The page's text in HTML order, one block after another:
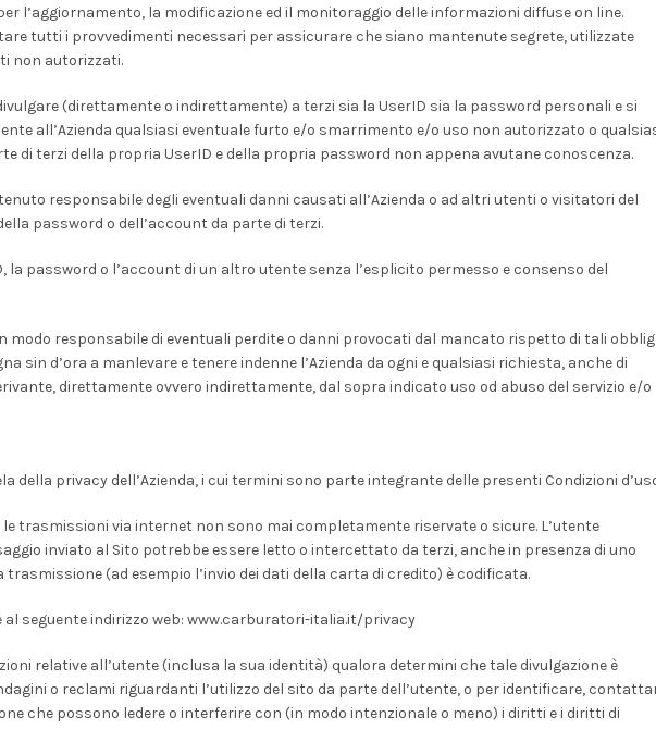
l’aggiornamento, la modificazione ed il monitoraggio delle informazioni diffuse on line.
tutti i provvedimenti necessari per assicurare che siano mantenute segrete, utilizzate
non autorizzati.
(direttamente o indirettamente) a terzi sia la UserID sia la password personali e si
all’Azienda qualsiasi eventuale furto e/o smarrimento e/o uso non autorizzato o
di terzi della propria UserID e della propria password non appena avutane conoscenza.
responsabile degli eventuali danni causati all’Azienda o ad altri utenti o visitatori del
password o dell’account da parte di terzi.
la password o l’account di un altro utente senza l’esplicito permesso e consenso del
modo responsabile di eventuali perdite o danni provocati dal mancato rispetto di tali
sin d’ora a manlevare e tenere indenne l’Azienda da ogni e qualsiasi richiesta, anche di
direttamente ovvero indirettamente, dal sopra indicato uso od abuso del servizio e/o
della privacy dell’Azienda, i cui termini sono parte integrante delle presenti Condizioni
trasmissioni via internet non sono mai completamente riservate o sicure. L’utente
inviato al Sito potrebbe essere letto o intercettato da terzi, anche in presenza di uno
(ad esempio l’invio dei dati della carta di credito) è codificata.
seguente indirizzo web: www.carburatori-italia.it/privacy
relative all’utente (inclusa la sua identità) qualora determini che tale divulgazione è
o reclami riguardanti l’utilizzo del sito da parte dell’utente, o per identificare,
che possono ledere o interferire con (in modo intenzionale o meno) i diritti e i diritti di